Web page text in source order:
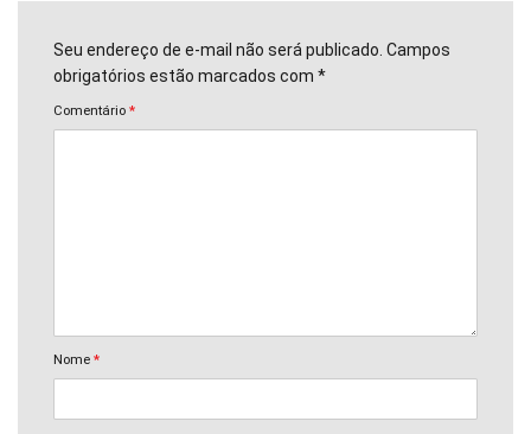
Seu endereço de e-mail não será publicado. Campos
obrigatórios estão marcados com *
Comentário *
Nome *